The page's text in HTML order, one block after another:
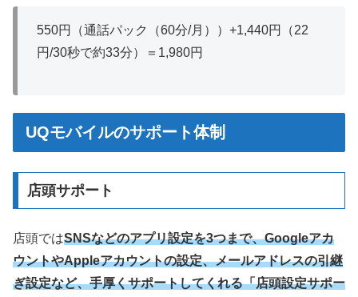
550円（通話パック（60分/月））+1,440円（22
円/30秒で約33分）＝1,980円
UQモバイルのサポート体制
店頭サポート
店頭ではSNSなどのアプリ設定を3つまで、Googleアカ
ウントやAppleアカウントの設定、メールアドレスの引継
ぎ設定など、手厚くサポートしてくれる「店頭設定サポー